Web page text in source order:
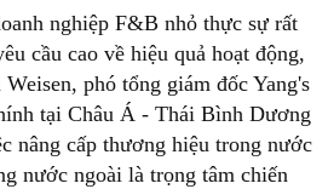
nghiệp F&B nhỏ thực sự rất
cầu cao về hiệu quả hoạt động,
phó tổng giám đốc Yang's
tại Châu Á - Thái Bình Dương
nâng cấp thương hiệu trong nước
nước ngoài là trọng tâm chiến